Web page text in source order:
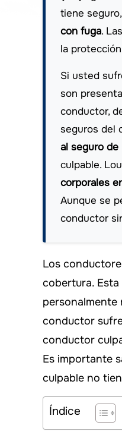
tiene
con fuga.
la
Si usted
son
conductor,
seguros del
al seguro de
culpable.
corporales
Aunque se
conductor
Los
cobertura.
personalmente
conductor
conductor
Es importante
culpable no
Índice